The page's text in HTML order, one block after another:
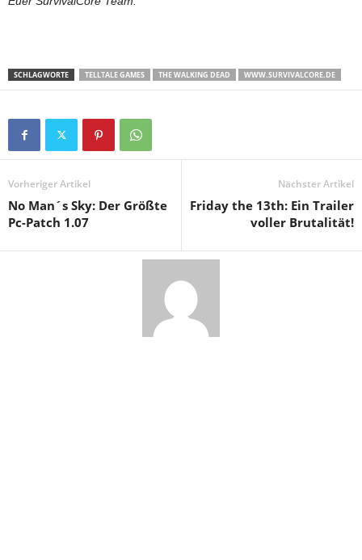
SCHLAGWORTE TELLTALE GAMES THE WALKING DEAD WWW.SURVIVALCORE.DE
Vorheriger Artikel
No Man´s Sky: Der Größte
Pc-Patch 1.07
Nächster Artikel
Friday the 13th: Ein Trailer
voller Brutalität!